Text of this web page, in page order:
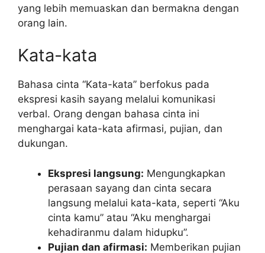
yang lebih memuaskan dan bermakna dengan
orang lain.
Kata-kata
Bahasa cinta “Kata-kata” berfokus pada
ekspresi kasih sayang melalui komunikasi
verbal. Orang dengan bahasa cinta ini
menghargai kata-kata afirmasi, pujian, dan
dukungan.
Ekspresi langsung: Mengungkapkan
perasaan sayang dan cinta secara
langsung melalui kata-kata, seperti “Aku
cinta kamu” atau “Aku menghargai
kehadiranmu dalam hidupku”.
Pujian dan afirmasi: Memberikan pujian